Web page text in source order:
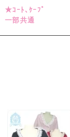
★ｺｰﾄ､ｹｰﾌﾟ
一部共通